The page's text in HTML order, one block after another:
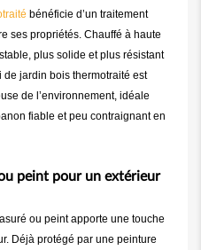
bénéficie d’un traitement
ses propriétés. Chauffé à haute
plus solide et plus résistant
de jardin bois thermotraité est
de l’environnement, idéale
fiable et peu contraignant en
peint pour un extérieur
ou peint apporte une touche
Déjà protégé par une peinture